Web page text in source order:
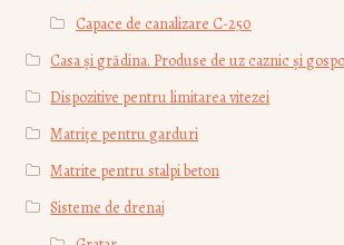
Capace de canalizare С-250
Casa și grădina. Produse de uz caznic și
Dispozitive pentru limitarea vitezei
Matrițe pentru garduri
Matrite pentru stalpi beton
Sisteme de drenaj